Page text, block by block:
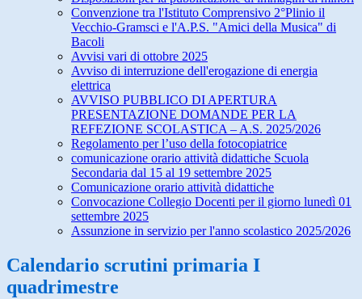
Convenzione tra l'Istituto Comprensivo 2°Plinio il
Vecchio-Gramsci e l'A.P.S. "Amici della Musica" di
Bacoli
Avvisi vari di ottobre 2025
Avviso di interruzione dell'erogazione di energia
elettrica
AVVISO PUBBLICO DI APERTURA
PRESENTAZIONE DOMANDE PER LA
REFEZIONE SCOLASTICA – A.S. 2025/2026
Regolamento per l’uso della fotocopiatrice
comunicazione orario attività didattiche Scuola
Secondaria dal 15 al 19 settembre 2025
Comunicazione orario attività didattiche
Convocazione Collegio Docenti per il giorno lunedì 01
settembre 2025
Assunzione in servizio per l'anno scolastico 2025/2026
Calendario scrutini primaria I
quadrimestre